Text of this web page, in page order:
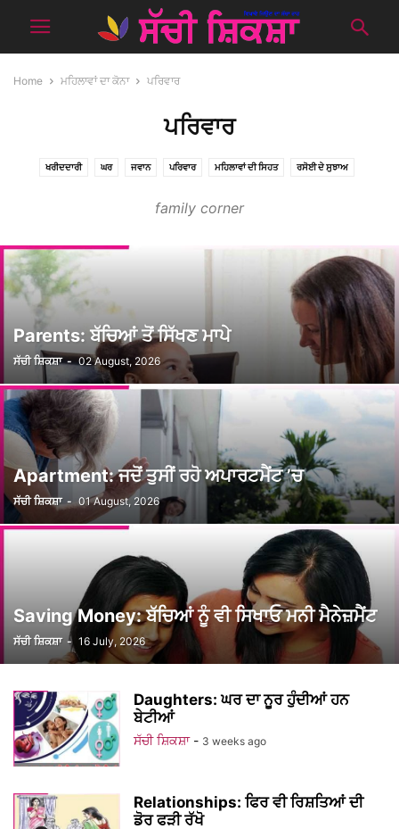
Home ਮਹਿਲਾਵਾਂ ਦਾ ਕੋਨਾ ਪਰਿਵਾਰ
ਪਰਿਵਾਰ
ਖਰੀਦਦਾਰੀ ਘਰ ਜਵਾਨ ਪਰਿਵਾਰ ਮਹਿਲਾਵਾਂ ਦੀ ਸਿਹਤ ਰਸੋਈ ਦੇ ਸੁਝਾਅ
family corner
Parents: ਬੱਚਿਆਂ ਤੋਂ ਸਿੱਖਣ ਮਾਪੇ
ਸੱਚੀ ਸ਼ਿਕਸ਼ਾ - 02 August, 2026
Apartment: ਜਦੋਂ ਤੁਸੀਂ ਰਹੋ ਅਪਾਰਟਮੈਂਟ ’ਚ
ਸੱਚੀ ਸ਼ਿਕਸ਼ਾ - 01 August, 2026
Saving Money: ਬੱਚਿਆਂ ਨੂੰ ਵੀ ਸਿਖਾਓ ਮਨੀ ਮੈਨੇਜ਼ਮੈਂਟ
ਸੱਚੀ ਸ਼ਿਕਸ਼ਾ - 16 July, 2026
Daughters: ਘਰ ਦਾ ਨੂਰ ਹੁੰਦੀਆਂ ਹਨ
ਬੇਟੀਆਂ
ਸੱਚੀ ਸ਼ਿਕਸ਼ਾ - 3 weeks ago
Relationships: ਫਿਰ ਵੀ ਰਿਸ਼ਤਿਆਂ ਦੀ
ਡੋਰ ਫੜੀ ਰੱਖੋ